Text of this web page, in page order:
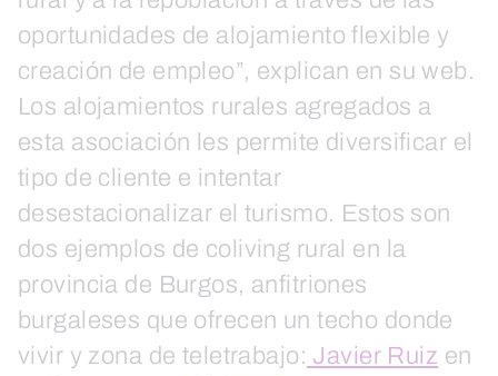
oportunidades de alojamiento flexible y
creación de empleo”, explican en su web.
Los alojamientos rurales agregados a
esta asociación les permite diversificar el
tipo de cliente e intentar
desestacionalizar el turismo. Estos son
dos ejemplos de coliving rural en la
provincia de Burgos, anfitriones
burgaleses que ofrecen un techo donde
vivir y zona de teletrabajo: Javier Ruiz en